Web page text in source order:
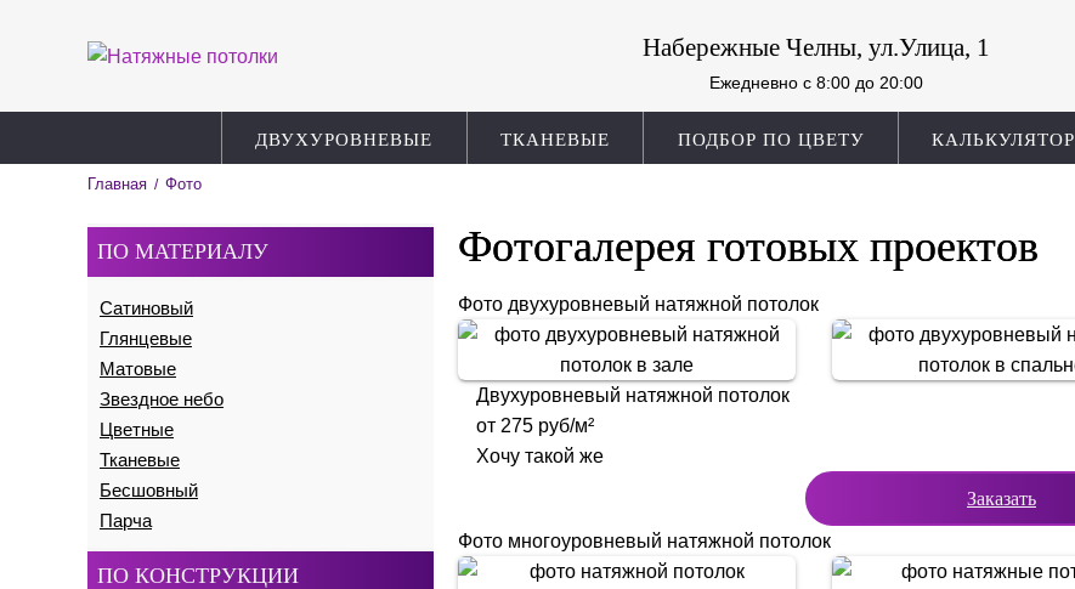
Набережные Челны, ул.Улица, 1
Ежедневно c 8:00 до 20:00
ДВУХУРОВНЕВЫЕ ТКАНЕВЫЕ ПОДБОР ПО ЦВЕТУ КАЛЬКУЛЯТОР
Главная / Фото
Фотогалерея готовых проектов
Фото двухуровневый натяжной потолок
Двухуровневый натяжной потолок
от 275 руб/м²
Хочу такой же
Заказать
Фото многоуровневый натяжной потолок
ПО МАТЕРИАЛУ
Сатиновый
Глянцевые
Матовые
Звездное небо
Цветные
Тканевые
Бесшовный
Парча
ПО КОНСТРУКЦИИ